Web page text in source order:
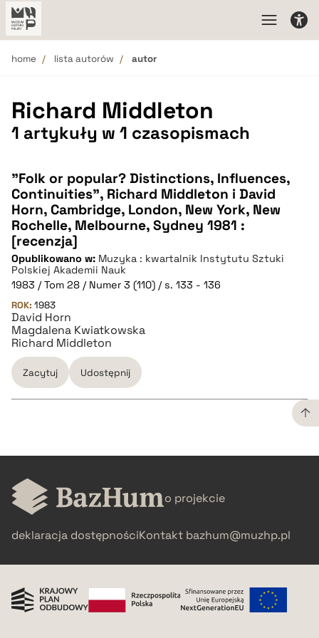
home lista autorów autor
Richard Middleton
1 artykuły w 1 czasopismach
"Folk or popular? Distinctions, Influences,
Continuities", Richard Middleton i David
Horn, Cambridge, London, New York, New
Rochelle, Melbourne, Sydney 1981 :
[recenzja]
Opublikowano w: Muzyka : kwartalnik Instytutu Sztuki
Polskiej Akademii Nauk
1983 / Tom 28 / Numer 3 (110) / s. 133 - 136
ROK: 1983
David Horn
Magdalena Kwiatkowska
Richard Middleton
Zacytuj Udostępnij
pobierz cytat
BIBTEX
o projekcie
deklaracja dostępnościKontakt bazhum@muzhp.pl